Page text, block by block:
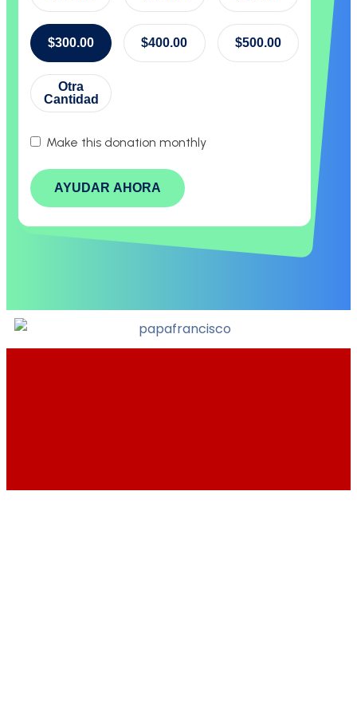
$300.00 $400.00 $500.00
Otra
Cantidad
Make this donation monthly
AYUDAR AHORA